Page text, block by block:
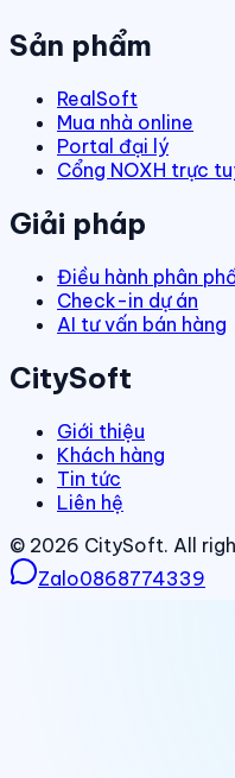
Sản phẩm
RealSoft
Mua nhà online
Portal đại lý
Cổng NOXH trực
Giải pháp
Điều hành phân
Check-in dự án
AI tư vấn bán hàng
CitySoft
Giới thiệu
Khách hàng
Tin tức
Liên hệ
© 2026 CitySoft. All
Zalo0868774339